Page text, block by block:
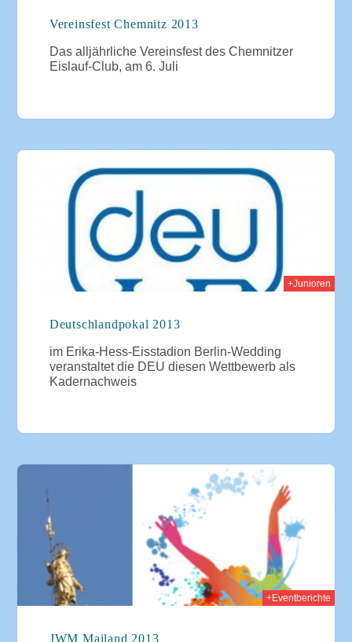
Vereinsfest Chemnitz 2013
Das alljährliche Vereinsfest des Chemnitzer
Eislauf-Club, am 6. Juli
+Junioren
Deutschlandpokal 2013
im Erika-Hess-Eisstadion Berlin-Wedding
veranstaltet die DEU diesen Wettbewerb als
Kadernachweis
+Eventberichte
JWM Mailand 2013